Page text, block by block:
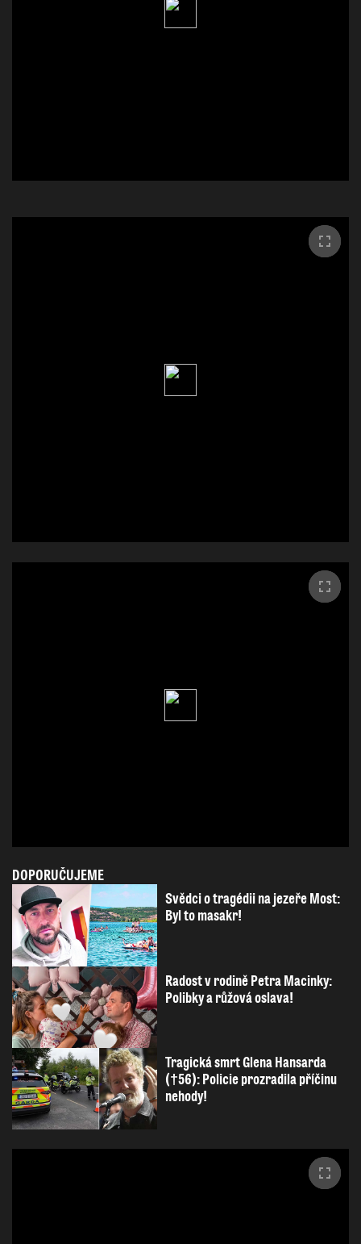
DOPORUČUJEME
Svědci o tragédii na jezeře Most:
Byl to masakr!
Radost v rodině Petra Macinky:
Polibky a růžová oslava!
Tragická smrt Glena Hansarda
(†56): Policie prozradila příčinu
nehody!